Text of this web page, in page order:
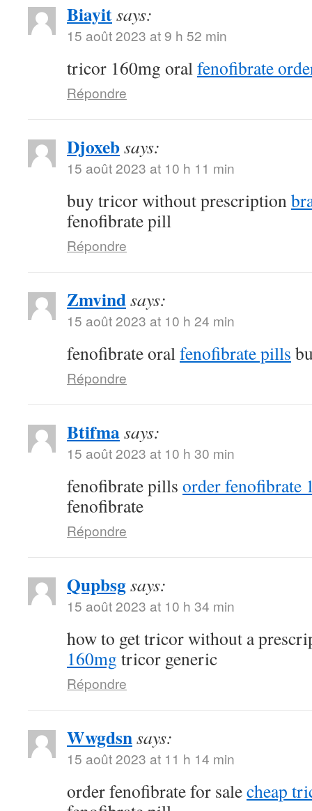
Biayitsays:
15 août 2023 at 9 h 52 min
tricor 160mg oralfenofibrate
Répondre
Djoxebsays:
15 août 2023 at 10 h 11 min
buy tricor without prescription
fenofibrate pill
Répondre
Zmvindsays:
15 août 2023 at 10 h 24 min
fenofibrate oralfenofibrate pills
Répondre
Btifmasays:
15 août 2023 at 10 h 30 min
fenofibrate pills order fenofibrate
fenofibrate
Répondre
Qupbsgsays:
15 août 2023 at 10 h 34 min
how to get tricor without a
160mg tricor generic
Répondre
Wwgdsnsays:
15 août 2023 at 11 h 14 min
order fenofibrate for salecheap